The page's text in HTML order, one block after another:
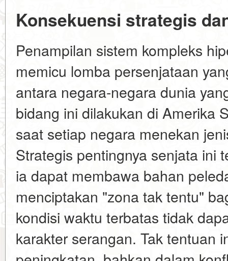
Konsekuensi strategis
Penampilan sistem kompleks
memicu lomba persenjataan
antara negara-negara dunia
bidang ini dilakukan di Amerika
saat setiap negara menekan
Strategis pentingnya senjata ini
ia dapat membawa bahan
menciptakan "zona tak tentu"
kondisi waktu terbatas tidak
karakter serangan. Tak tentuan